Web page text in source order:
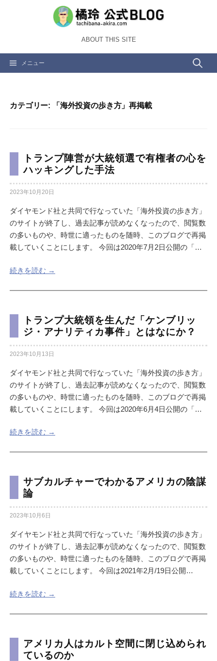
ツ
ABOUT THIS SITE
メニュー 検
カテゴリー: 「海外投資の歩き方」再掲載
トランプ陣営が大統領選で有権者の心を
ハッキングした手法
2023年10月20日
ダイヤモンド社と共同で行なっていた「海外投資の歩き方」
のサイトが終了し、過去記事が読めなくなったので、閲覧数
の多いものや、時世に適ったものを随時、このブログで再掲
載していくことにします。 今回は2020年7月2日公開の「…
続きを読む →
トランプ大統領を生んだ「ケンブリッ
ジ・アナリティカ事件」とはなにか？
2023年10月13日
ダイヤモンド社と共同で行なっていた「海外投資の歩き方」
のサイトが終了し、過去記事が読めなくなったので、閲覧数
の多いものや、時世に適ったものを随時、このブログで再掲
載していくことにします。 今回は2020年6月4日公開の「…
続きを読む →
サブカルチャーでわかるアメリカの陰謀
論
2023年10月6日
ダイヤモンド社と共同で行なっていた「海外投資の歩き方」
のサイトが終了し、過去記事が読めなくなったので、閲覧数
の多いものや、時世に適ったものを随時、このブログで再掲
載していくことにします。 今回は2021年2月/19日公開…
続きを読む →
アメリカ人はカルト空間に閉じ込められ
ているのか